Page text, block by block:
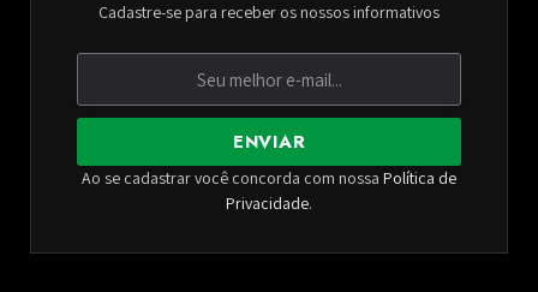
Cadastre-se para receber os nossos informativos
ENVIAR
Ao se cadastrar você concorda com nossa Política de
Privacidade.